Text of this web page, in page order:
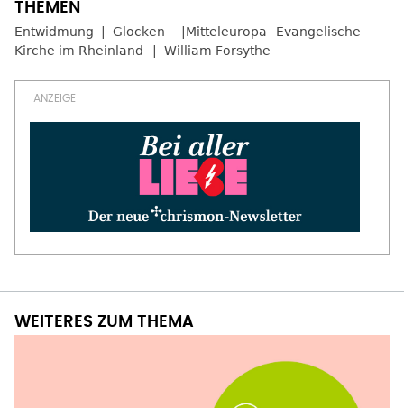
Entwidmung Glocken Mitteleuropa
Evangelische
Kirche im Rheinland
William Forsythe
WEITERES ZUM THEMA